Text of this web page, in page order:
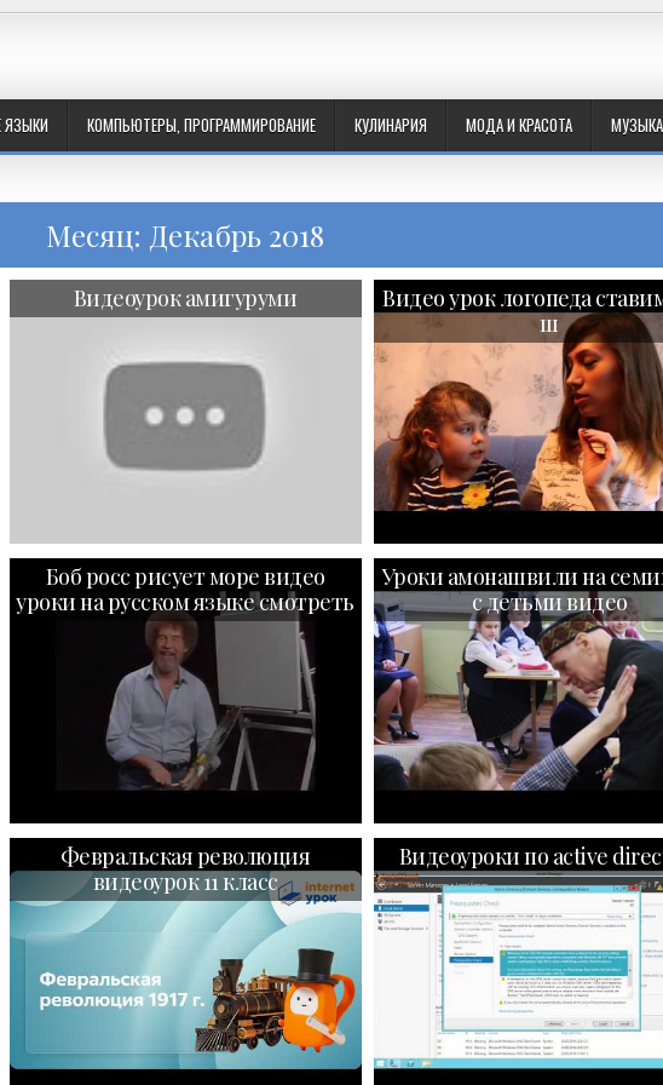
ЯЗЫКИ КОМПЬЮТЕРЫ, ПРОГРАММИРОВАНИЕ КУЛИНАРИЯ МОДА И КРАСОТА МУЗЫКА
Месяц: Декабрь 2018
Видеоурок амигуруми
Видео урок логопеда
ш
Боб росс рисует море видео
уроки на русском языке смотреть
Уроки амонашвили на
с детьми видео
Февральская революция
видеоурок 11 класс
Видеоуроки по active